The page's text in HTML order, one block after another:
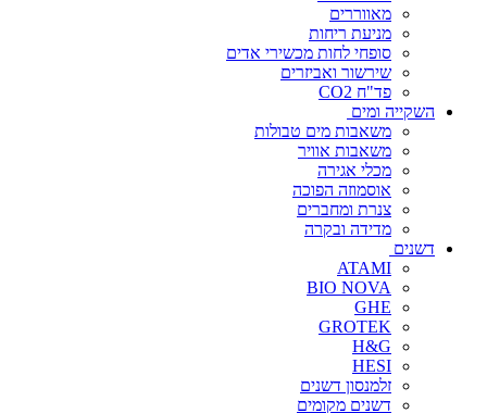
מאווררים
מניעת ריחות
סופחי לחות מכשירי אדים
שירשור ואביזרים
פד"ח CO2
השקייה ומים
משאבות מים טבולות
משאבות אוויר
מכלי אגירה
אוסמוזה הפוכה
צנרת ומחברים
מדידה ובקרה
דשנים
ATAMI
BIO NOVA
GHE
GROTEK
H&G
HESI
זלמנסון דשנים
דשנים מקומים